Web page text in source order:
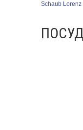
Schaub Lorenz